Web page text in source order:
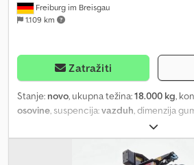
Freiburg im Breisgau
1.109 km
Zatražiti
Stanje: novo, ukupna težina:18.000 kg,
osovine, suspencija:vazduh, dimenzija
, Krone
tip ZZW 18 eLE10; - Novo vozilo - tandem -
masa 18.000 kg Csdjg Dkwnspfx Ap Ioha -